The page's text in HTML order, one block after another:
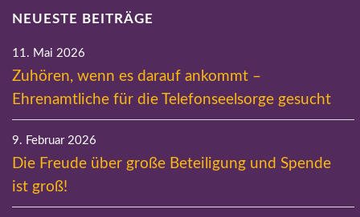
NEUESTE BEITRÄGE
11. Mai 2026
Zuhören, wenn es darauf ankommt –
Ehrenamtliche für die Telefonseelsorge gesucht
9. Februar 2026
Die Freude über große Beteiligung und Spende
ist groß!